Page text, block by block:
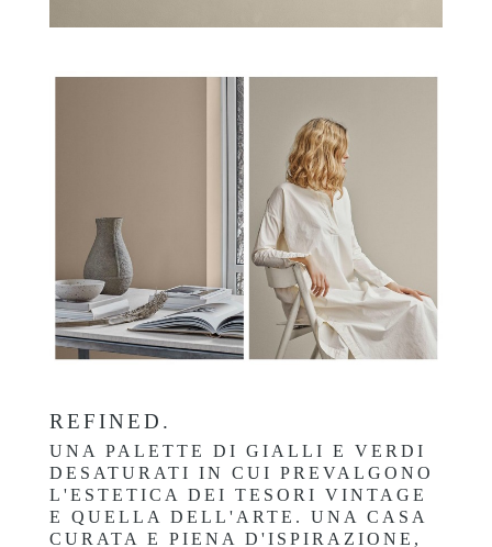
REFINED .
UNA PALETTE DI GIALLI E VERDI
DESATURATI IN CUI PREVALGONO
L'ESTETICA DEI TESORI VINTAGE
E QUELLA DELL'ARTE. UNA CASA
CURATA E PIENA D'ISPIRAZIONE,